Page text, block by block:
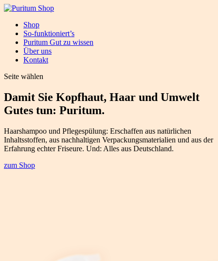
Shop
So-funktioniert’s
Puritum Gut zu wissen
Über uns
Kontakt
Seite wählen
Damit Sie Kopfhaut, Haar und Umwelt
Gutes tun: Puritum.
Haarshampoo und Pflegespülung: Erschaffen aus natürlichen
Inhaltsstoffen, aus nachhaltigen Verpackungsmaterialien und aus der
Erfahrung echter Friseure. Und: Alles aus Deutschland.
zum Shop